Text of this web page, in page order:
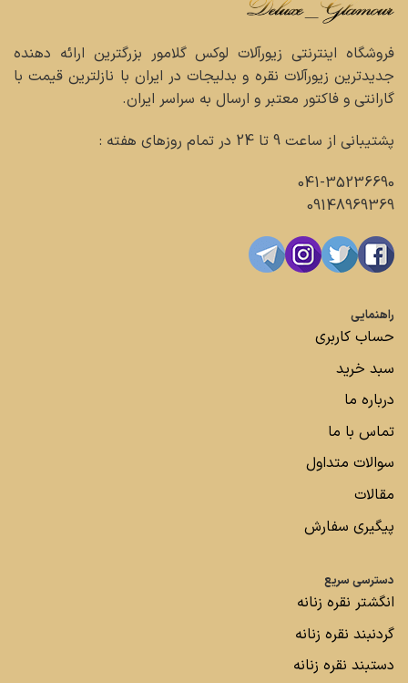
فروشگاه اینترنتی زیورآلات لوکس گلامور بزرگترین ارائه دهنده
جدیدترین زیورآلات نقره و بدلیجات در ایران با نازلترین قیمت با
گارانتی و فاکتور معتبر و ارسال به سراسر ایران.
پشتیبانی از ساعت 9 تا 24 در تمام روزهای هفته :
041-35236690
09148969369
راهنمایی
حساب کاربری
سبد خرید
درباره ما
تماس با ما
سوالات متداول
مقالات
پیگیری سفارش
دسترسی سریع
انگشتر نقره زنانه
گردنبند نقره زنانه
دستبند نقره زنانه